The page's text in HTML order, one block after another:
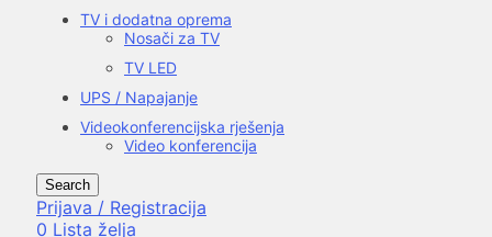
TV i dodatna oprema
Nosači za TV
TV LED
UPS / Napajanje
Videokonferencijska rješenja
Video konferencija
Search
Prijava / Registracija
0 Lista želja